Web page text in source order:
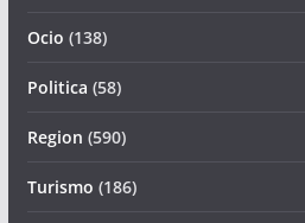
Ocio (138)
Politica (58)
Region (590)
Turismo (186)